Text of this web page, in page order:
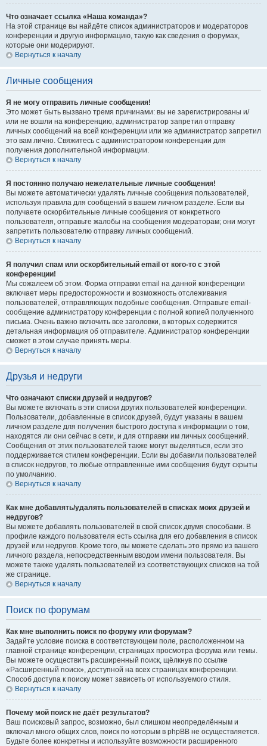
Что означает ссылка «Наша команда»?
На этой странице вы найдёте список администраторов и модераторов
конференции и другую информацию, такую как сведения о форумах,
которые они модерируют.
Вернуться к началу
Личные сообщения
Я не могу отправить личные сообщения!
Это может быть вызвано тремя причинами: вы не зарегистрированы и/
или не вошли на конференцию, администратор запретил отправку
личных сообщений на всей конференции или же администратор запретил
это вам лично. Свяжитесь с администратором конференции для
получения дополнительной информации.
Вернуться к началу
Я постоянно получаю нежелательные личные сообщения!
Вы можете автоматически удалять личные сообщения пользователей,
используя правила для сообщений в вашем личном разделе. Если вы
получаете оскорбительные личные сообщения от конкретного
пользователя, отправьте жалобы на сообщения модераторам; они могут
запретить пользователю отправку личных сообщений.
Вернуться к началу
Я получил спам или оскорбительный email от кого-то с этой
конференции!
Мы сожалеем об этом. Форма отправки email на данной конференции
включает меры предосторожности и возможность отслеживания
пользователей, отправляющих подобные сообщения. Отправьте email-
сообщение администратору конференции с полной копией полученного
письма. Очень важно включить все заголовки, в которых содержится
детальная информация об отправителе. Администратор конференции
сможет в этом случае принять меры.
Вернуться к началу
Друзья и недруги
Что означают списки друзей и недругов?
Вы можете включать в эти списки других пользователей конференции.
Пользователи, добавленные в список друзей, будут указаны в вашем
личном разделе для получения быстрого доступа к информации о том,
находятся ли они сейчас в сети, и для отправки им личных сообщений.
Сообщения от этих пользователей также могут выделяться, если это
поддерживается стилем конференции. Если вы добавили пользователей
в список недругов, то любые отправленные ими сообщения будут скрыты
по умолчанию.
Вернуться к началу
Как мне добавлять/удалять пользователей в списках моих друзей и
недругов?
Вы можете добавлять пользователей в свой список двумя способами. В
профиле каждого пользователя есть ссылка для его добавления в список
друзей или недругов. Кроме того, вы можете сделать это прямо из вашего
личного раздела, непосредственным вводом имени пользователя. Вы
можете также удалять пользователей из соответствующих списков на той
же странице.
Вернуться к началу
Поиск по форумам
Как мне выполнить поиск по форуму или форумам?
Задайте условие поиска в соответствующем поле, расположенном на
главной странице конференции, страницах просмотра форума или темы.
Вы можете осуществить расширенный поиск, щёлкнув по ссылке
«Расширенный поиск», доступной на всех страницах конференции.
Способ доступа к поиску может зависеть от используемого стиля.
Вернуться к началу
Почему мой поиск не даёт результатов?
Ваш поисковый запрос, возможно, был слишком неопределённым и
включал много общих слов, поиск по которым в phpBB не осуществляется.
Будьте более конкретны и используйте возможности расширенного